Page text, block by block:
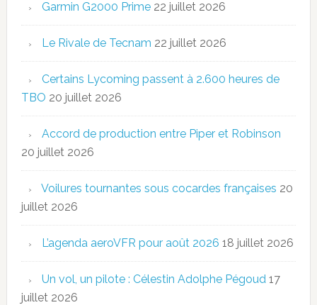
Garmin G2000 Prime 22 juillet 2026
Le Rivale de Tecnam 22 juillet 2026
Certains Lycoming passent à 2.600 heures de
TBO 20 juillet 2026
Accord de production entre Piper et Robinson
20 juillet 2026
Voilures tournantes sous cocardes françaises 20
juillet 2026
L’agenda aeroVFR pour août 2026 18 juillet 2026
Un vol, un pilote : Célestin Adolphe Pégoud 17
juillet 2026